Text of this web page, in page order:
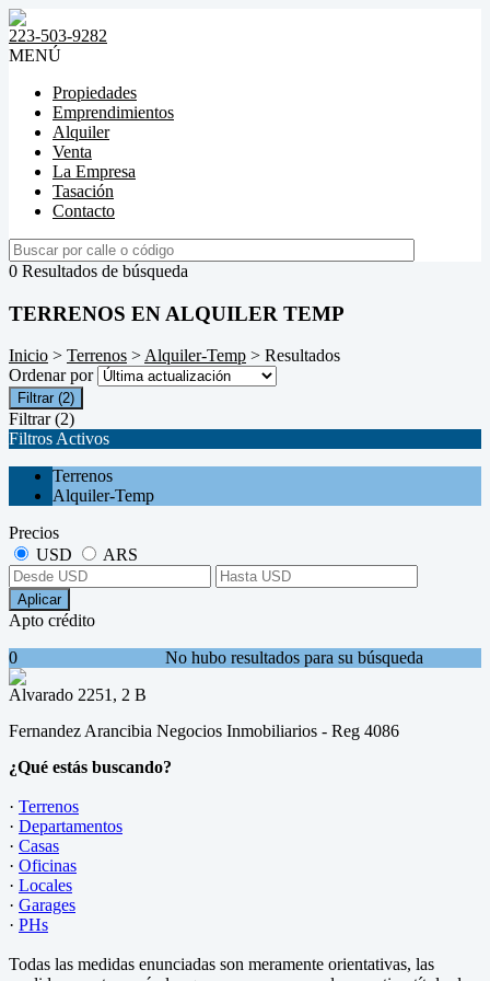
223-503-9282
MENÚ
Propiedades
Emprendimientos
Alquiler
Venta
La Empresa
Tasación
Contacto
0 Resultados de búsqueda
TERRENOS EN ALQUILER TEMP
Inicio > Terrenos >Alquiler-Temp > Resultados
Ordenar por
Filtrar (2)
Filtrar (2)
Filtros Activos
Terrenos
Alquiler-Temp
Precios
USD
ARS
Aplicar
Apto crédito
No hubo resultados para su búsqueda
0
Alvarado 2251, 2 B
Fernandez Arancibia Negocios Inmobiliarios - Reg 4086
¿Qué estás buscando?
· Terrenos
· Departamentos
· Casas
· Oficinas
· Locales
· Garages
· PHs
Todas las medidas enunciadas son meramente orientativas, las